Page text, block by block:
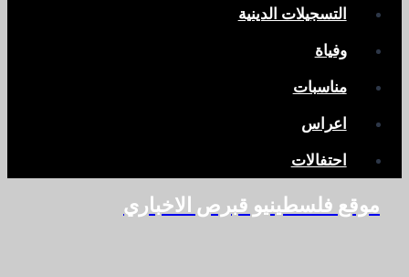
التسجيلات الدينية
وفياة
مناسبات
اعراس
احتفالات
موقع فلسطينيو قبرص الاخباري